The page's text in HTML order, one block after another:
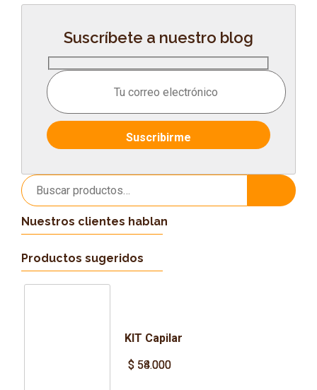
Suscríbete a nuestro blog
Buscar
por:
Nuestros clientes hablan
Productos sugeridos
KIT Capilar
$ 54.000
$ 58.000